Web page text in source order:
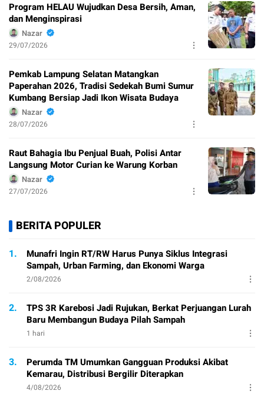
Program HELAU Wujudkan Desa Bersih, Aman,
dan Menginspirasi
Nazar
29/07/2026
Pemkab Lampung Selatan Matangkan
Paperahan 2026, Tradisi Sedekah Bumi Sumur
Kumbang Bersiap Jadi Ikon Wisata Budaya
Nazar
28/07/2026
Raut Bahagia Ibu Penjual Buah, Polisi Antar
Langsung Motor Curian ke Warung Korban
Nazar
27/07/2026
BERITA POPULER
1.
Munafri Ingin RT/RW Harus Punya Siklus Integrasi
Sampah, Urban Farming, dan Ekonomi Warga
2/08/2026
2.
TPS 3R Karebosi Jadi Rujukan, Berkat Perjuangan Lurah
Baru Membangun Budaya Pilah Sampah
1 hari
3.
Perumda TM Umumkan Gangguan Produksi Akibat
Kemarau, Distribusi Bergilir Diterapkan
4/08/2026